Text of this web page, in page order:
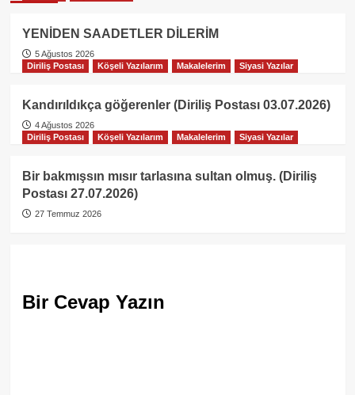
YENİDEN SAADETLER DİLERİM
5 Ağustos 2026
Diriliş Postası
Köşeli Yazılarım Makalelerim Siyasi Yazılar
Kandırıldıkça göğerenler (Diriliş Postası 03.07.2026)
4 Ağustos 2026
Diriliş Postası
Köşeli Yazılarım Makalelerim Siyasi Yazılar
Bir bakmışsın mısır tarlasına sultan olmuş. (Diriliş
Postası 27.07.2026)
27 Temmuz 2026
Bir Cevap Yazın